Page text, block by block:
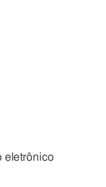
eletrônico